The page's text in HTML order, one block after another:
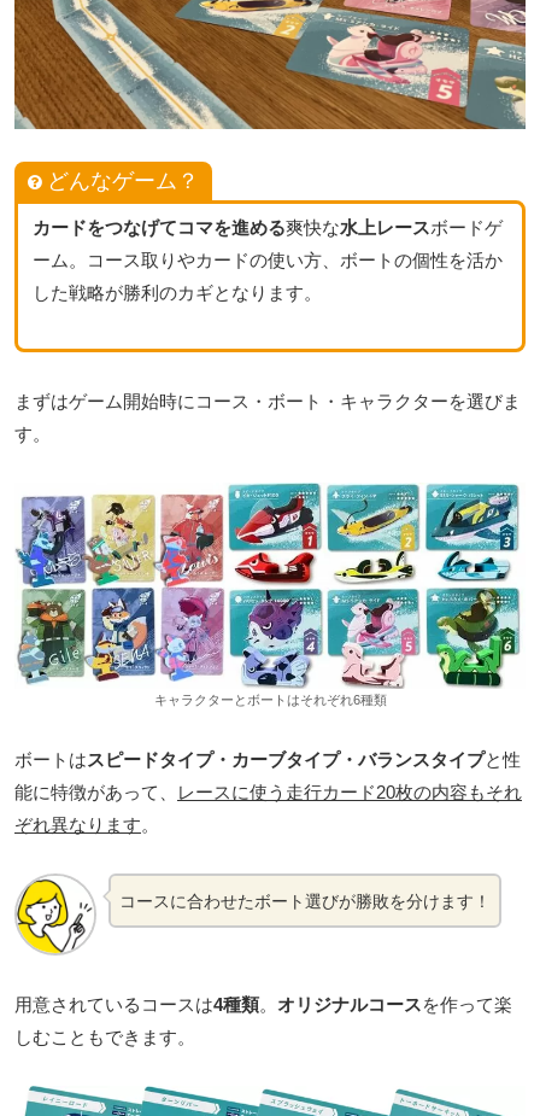
どんなゲーム？
カードをつなげてコマを進める爽快な水上レースボードゲ
ーム。コース取りやカードの使い方、ボートの個性を活か
した戦略が勝利のカギとなります。
まずはゲーム開始時にコース・ボート・キャラクターを選びま
す。
キャラクターとボートはそれぞれ6種類
ボートはスピードタイプ・カーブタイプ・バランスタイプと性
能に特徴があって、
レースに使う走行カード20枚の内容もそれ
ぞれ異なります。
コースに合わせたボート選びが勝敗を分けます！
用意されているコースは4種類。 オリジナルコースを作って楽
しむこともできます。